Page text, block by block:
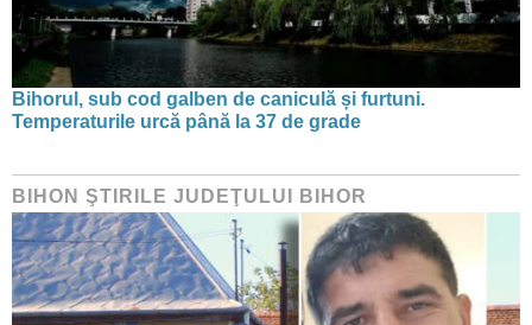
Bihorul, sub cod galben de caniculă și furtuni.
Temperaturile urcă până la 37 de grade
BIHON ŞTIRILE JUDEŢULUI BIHOR